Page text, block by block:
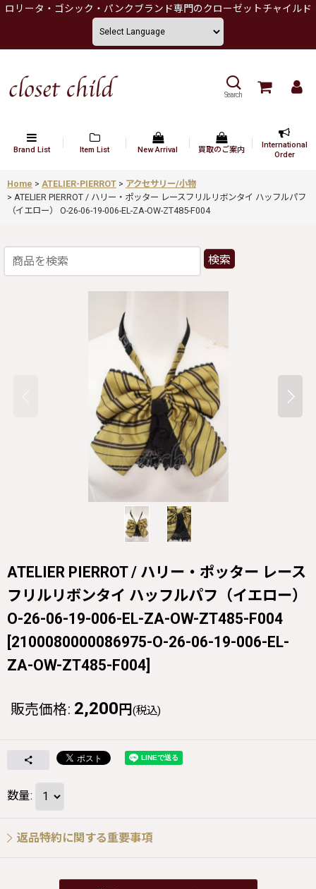
ロリータ・ゴシック・パンクブランド専門のクローゼットチャイルド
Search
Brand List Item List New Arrival 買取のご案内
International
Order
Home > ATELIER-PIERROT > アクセサリー/小物
> ATELIER PIERROT / ハリー・ポッター レースフリルリボンタイ ハッフルパフ
（イエロー） O-26-06-19-006-EL-ZA-OW-ZT485-F004
検索
ATELIER PIERROT / ハリー・ポッター レース
フリルリボンタイ ハッフルパフ（イエロー）
O-26-06-19-006-EL-ZA-OW-ZT485-F004
[2100080000086975-O-26-06-19-006-EL-
ZA-OW-ZT485-F004]
販売価格: 2,200 円 (税込)
数量:
返品特約に関する重要事項